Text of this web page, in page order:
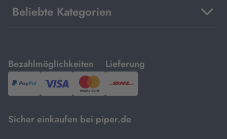
Beliebte Kategorien
Bezahlmöglichkeiten
mit
PayPal,Visa
und
Lieferung
mit
DHL.
Sicher einkaufen bei piper.de